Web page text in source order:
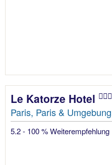
Le Katorze Hotel
Paris, Paris &
5.2 - 100 % Weiterempfehlung